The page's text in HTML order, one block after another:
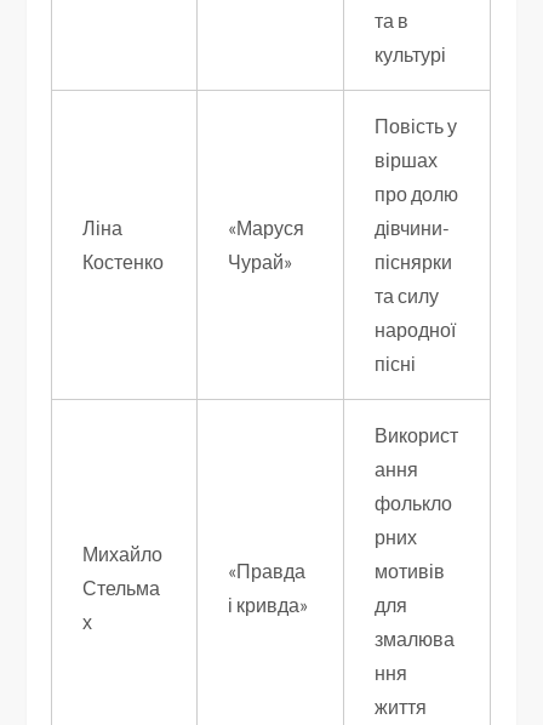
та в
культурі
Ліна
Костенко
«Маруся
Чурай»
Повість у
віршах
про долю
дівчини-
піснярки
та силу
народної
пісні
Михайло
Стельма
х
«Правда
і кривда»
Використ
ання
фолькло
рних
мотивів
для
змалюва
ння
життя